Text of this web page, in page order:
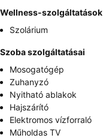
Wellness-szolgáltatások
Szolárium
Szoba szolgáltatásai
Mosogatógép
Zuhanyzó
Nyitható ablakok
Hajszárító
Elektromos vízforraló
Műholdas TV